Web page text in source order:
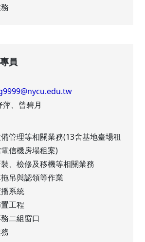
員
、曾碧月
管理等相關業務(13舍基地臺場租
信機房場租案)
、檢修及移機等相關業務
吊與認領等作業
系統
工程
二組窗口